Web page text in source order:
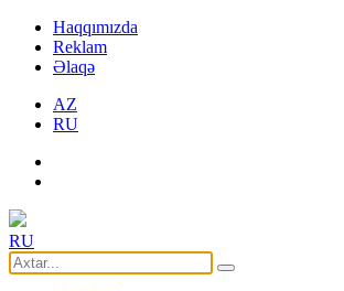
Haqqımızda
Reklam
Əlaqə
AZ
RU
RU